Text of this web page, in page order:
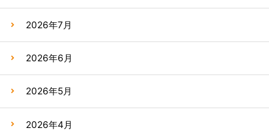
2026年7月
2026年6月
2026年5月
2026年4月